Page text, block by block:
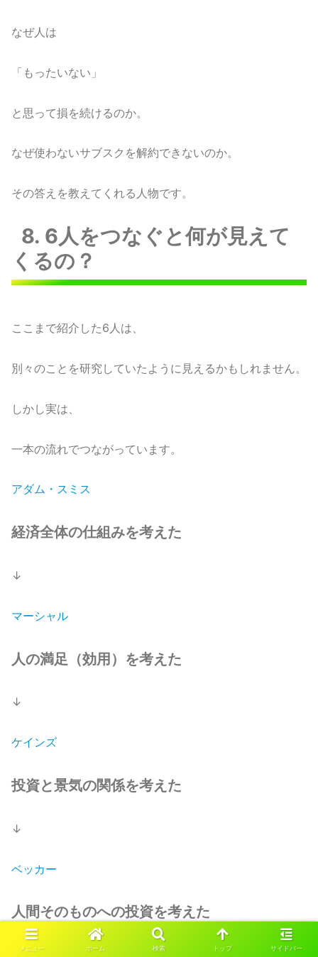
なぜ人は
「もったいない」
と思って損を続けるのか。
なぜ使わないサブスクを解約できないのか。
その答えを教えてくれる人物です。
8. 6人をつなぐと何が見えて
くるの？
ここまで紹介した6人は、
別々のことを研究していたように見えるかもしれません。
しかし実は、
一本の流れでつながっています。
アダム・スミス
経済全体の仕組みを考えた
↓
マーシャル
人の満足（効用）を考えた
↓
ケインズ
投資と景気の関係を考えた
↓
ベッカー
人間そのものへの投資を考えた
メニュー ホーム 検索 トップ サイドバー